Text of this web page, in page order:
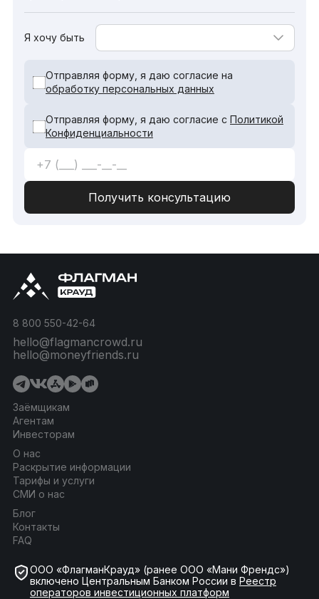
Я хочу быть
Отправляя форму, я даю согласие на
обработку персональных данных
Отправляя форму, я даю согласие с Политикой
Конфиденциальности
Заёмщикам
Агентам
Инвесторам
О нас
Раскрытие информации
Тарифы и услуги
СМИ о нас
Блог
Контакты
FAQ
8 800 550-42-64
hello@flagmancrowd.ru
hello@moneyfriends.ru
ООО «ФлагманКрауд» (ранее ООО «Мани Френдс»)
включено Центральным Банком России в Реестр
операторов инвестиционных платформ